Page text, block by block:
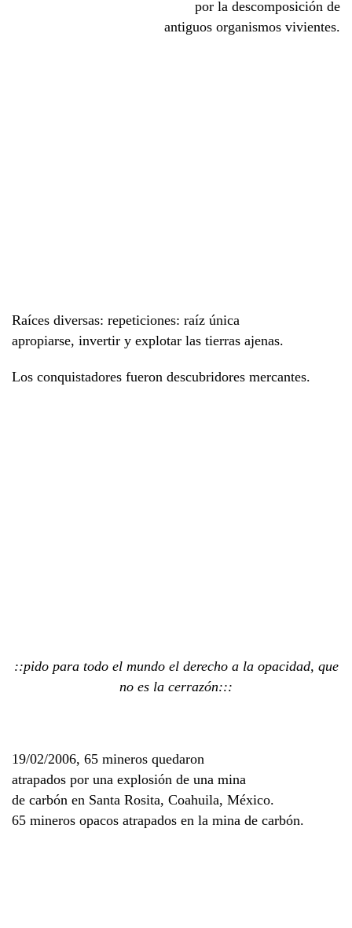
por la descomposición de
antiguos organismos vivientes.
Raíces diversas: repeticiones: raíz única
apropiarse, invertir y explotar las tierras ajenas.
Los conquistadores fueron descubridores mercantes.
::pido para todo el mundo el derecho a la opacidad, que
no es la cerrazón:::
19/02/2006, 65 mineros quedaron
atrapados por una explosión de una mina
de carbón en Santa Rosita, Coahuila, México.
65 mineros opacos atrapados en la mina de carbón.